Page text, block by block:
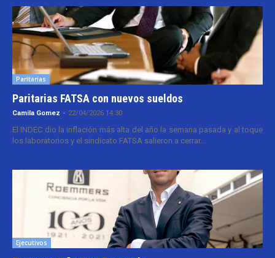
Paritarias
Paritarias FATSA con nuevos sueldos
Camila Gomez - 22/04/2026 14:30
El INDEC dio la inflación más alta del año la semana pasada y al toque
los laboratorios y el sindicato FATSA salieron a cerrar...
Ejecutivos